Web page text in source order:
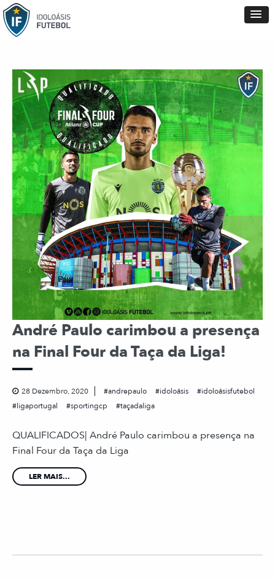
André Paulo carimbou a presença
na Final Four da Taça da Liga!
28 Dezembro, 2020 andrepaulo idoloásis
idoloásisfutebol
ligaportugal
sportingcp taçadaliga
QUALIFICADOS| André Paulo carimbou a presença na
Final Four da Taça da Liga
LER MAIS...